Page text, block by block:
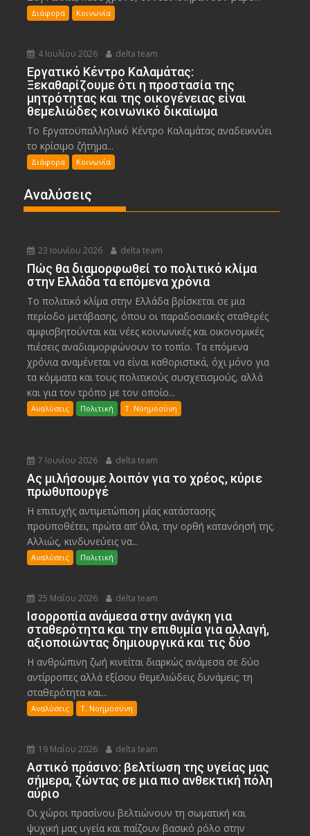
Διάφορα Κοινωνία
4 Ιουλίου 2026 delta team
Εργατικό Κέντρο Καλαμάτας:
Ξεκαθαρίζουμε ότι η προστασία της
μητρότητας και της οικογένειας είναι
θεμελιώδες κοινωνικό δικαίωμα
Το Εργατοϋπαλληλικό Κέντρο Καλαμάτας αναδεικνύει
το κρίσιμο ζήτημα...
Διάφορα Κοινωνία
Αναλύσεις
23 Ιουνίου 2026 delta team
Πώς θα διαμορφωθεί το πολιτικό κλίμα
στην Ελλάδα τα επόμενα χρόνια
Το πολιτικό κλίμα στην Ελλάδα βρίσκεται σε μια
περίοδο μετάβασης, όπου οι παραδοσιακές σταθερές
αμφισβητούνται και νέες κοινωνικές και οικονομικές
πιέσεις αναδιαμορφώνουν το τοπίο. Τα επόμενα
χρόνια αναμένεται να είναι καθοριστικά, όχι μόνο για
τα κόμματα και τους πολιτικούς συσχετισμούς, αλλά
και για τον τρόπο με τον οποίο...
Αναλύσεις Πολιτική Τ. Νοημοσύνη
7 Ιουνίου 2026 delta team
Ας μιλήσουμε λοιπόν για το χρέος, κύριε
πρωθυπουργέ
Η επιτυχής αντιμετώπιση μίας κατάστασης
προϋποθέτει, πρώτα απ’ όλα, την ορθή κατανόησή της.
Αλλιώς, κινδυνεύεις να...
Αναλύσεις Πολιτική
25 Μαΐου 2026 delta team
Ισορροπία ανάμεσα στην ανάγκη για
σταθερότητα και την επιθυμία για αλλαγή,
αξιοποιώντας δημιουργικά και τις δύο
Η ανθρώπινη ζωή κινείται διαρκώς ανάμεσα σε δύο
αντίρροπες αλλά εξίσου θεμελιώδεις δυνάμεις: τη
σταθερότητα και...
Αναλύσεις Τ. Νοημοσύνη
19 Μαΐου 2026 delta team
Αστικό πράσινο: βελτίωση της υγείας μας
σήμερα, ζώντας σε μια πιο ανθεκτική πόλη
αύριο
Οι χώροι πρασίνου βελτιώνουν τη σωματική και
ψυχική μας υγεία και παίζουν βασικό ρόλο στην